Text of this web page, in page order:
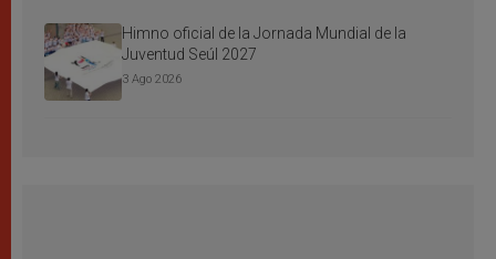
Himno oficial de la Jornada Mundial de la
Juventud Seúl 2027
3 Ago 2026